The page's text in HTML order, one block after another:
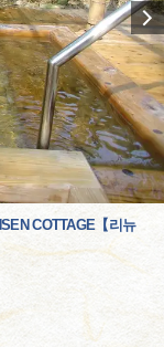
COTTAGE【리뉴